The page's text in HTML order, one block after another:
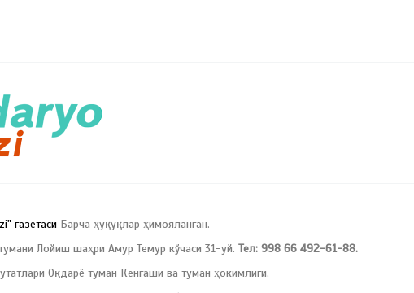
газетаси Барча ҳуқуқлар ҳимояланган.
Лойиш шаҳри Амур Темур кўчаси 31-уй. Тел: 998 66 492-61-88.
Оқдарё туман Кенгаши ва туман ҳокимлиги.